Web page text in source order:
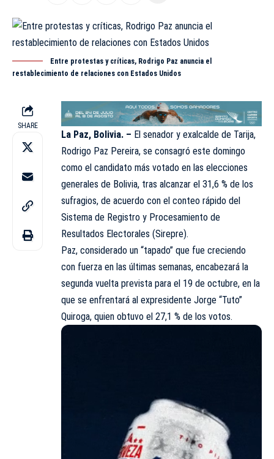
Entre protestas y críticas, Rodrigo Paz anuncia el
restablecimiento de relaciones con Estados Unidos
SHARE
La Paz, Bolivia. – El senador y exalcalde de Tarija,
Rodrigo Paz Pereira, se consagró este domingo
como el candidato más votado en las elecciones
generales de Bolivia, tras alcanzar el 31,6 % de los
sufragios, de acuerdo con el conteo rápido del
Sistema de Registro y Procesamiento de
Resultados Electorales (Sirepre).
Paz, considerado un “tapado” que fue creciendo
con fuerza en las últimas semanas, encabezará la
segunda vuelta prevista para el 19 de octubre, en la
que se enfrentará al expresidente Jorge “Tuto”
Quiroga, quien obtuvo el 27,1 % de los votos.